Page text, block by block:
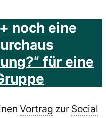
noch eine
für eine
Vortrag zur Social